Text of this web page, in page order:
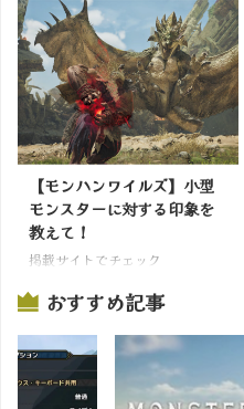
【モンハンワイルズ】小型
モンスターに対する印象を
教えて！
掲載サイトでチェック
おすすめ記事